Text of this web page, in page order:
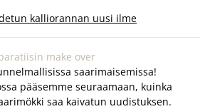
kalliorannan uusi ilme
make over
saarimaisemissa!
pääsemme seuraamaan, kuinka
saa kaivatun uudistuksen.